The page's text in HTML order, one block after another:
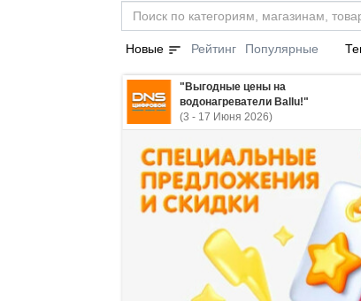
Новые sort Рейтинг Популярные
"Выгодные цены на
водонагреватели Ballu!"
(3 - 17 Июня 2026)